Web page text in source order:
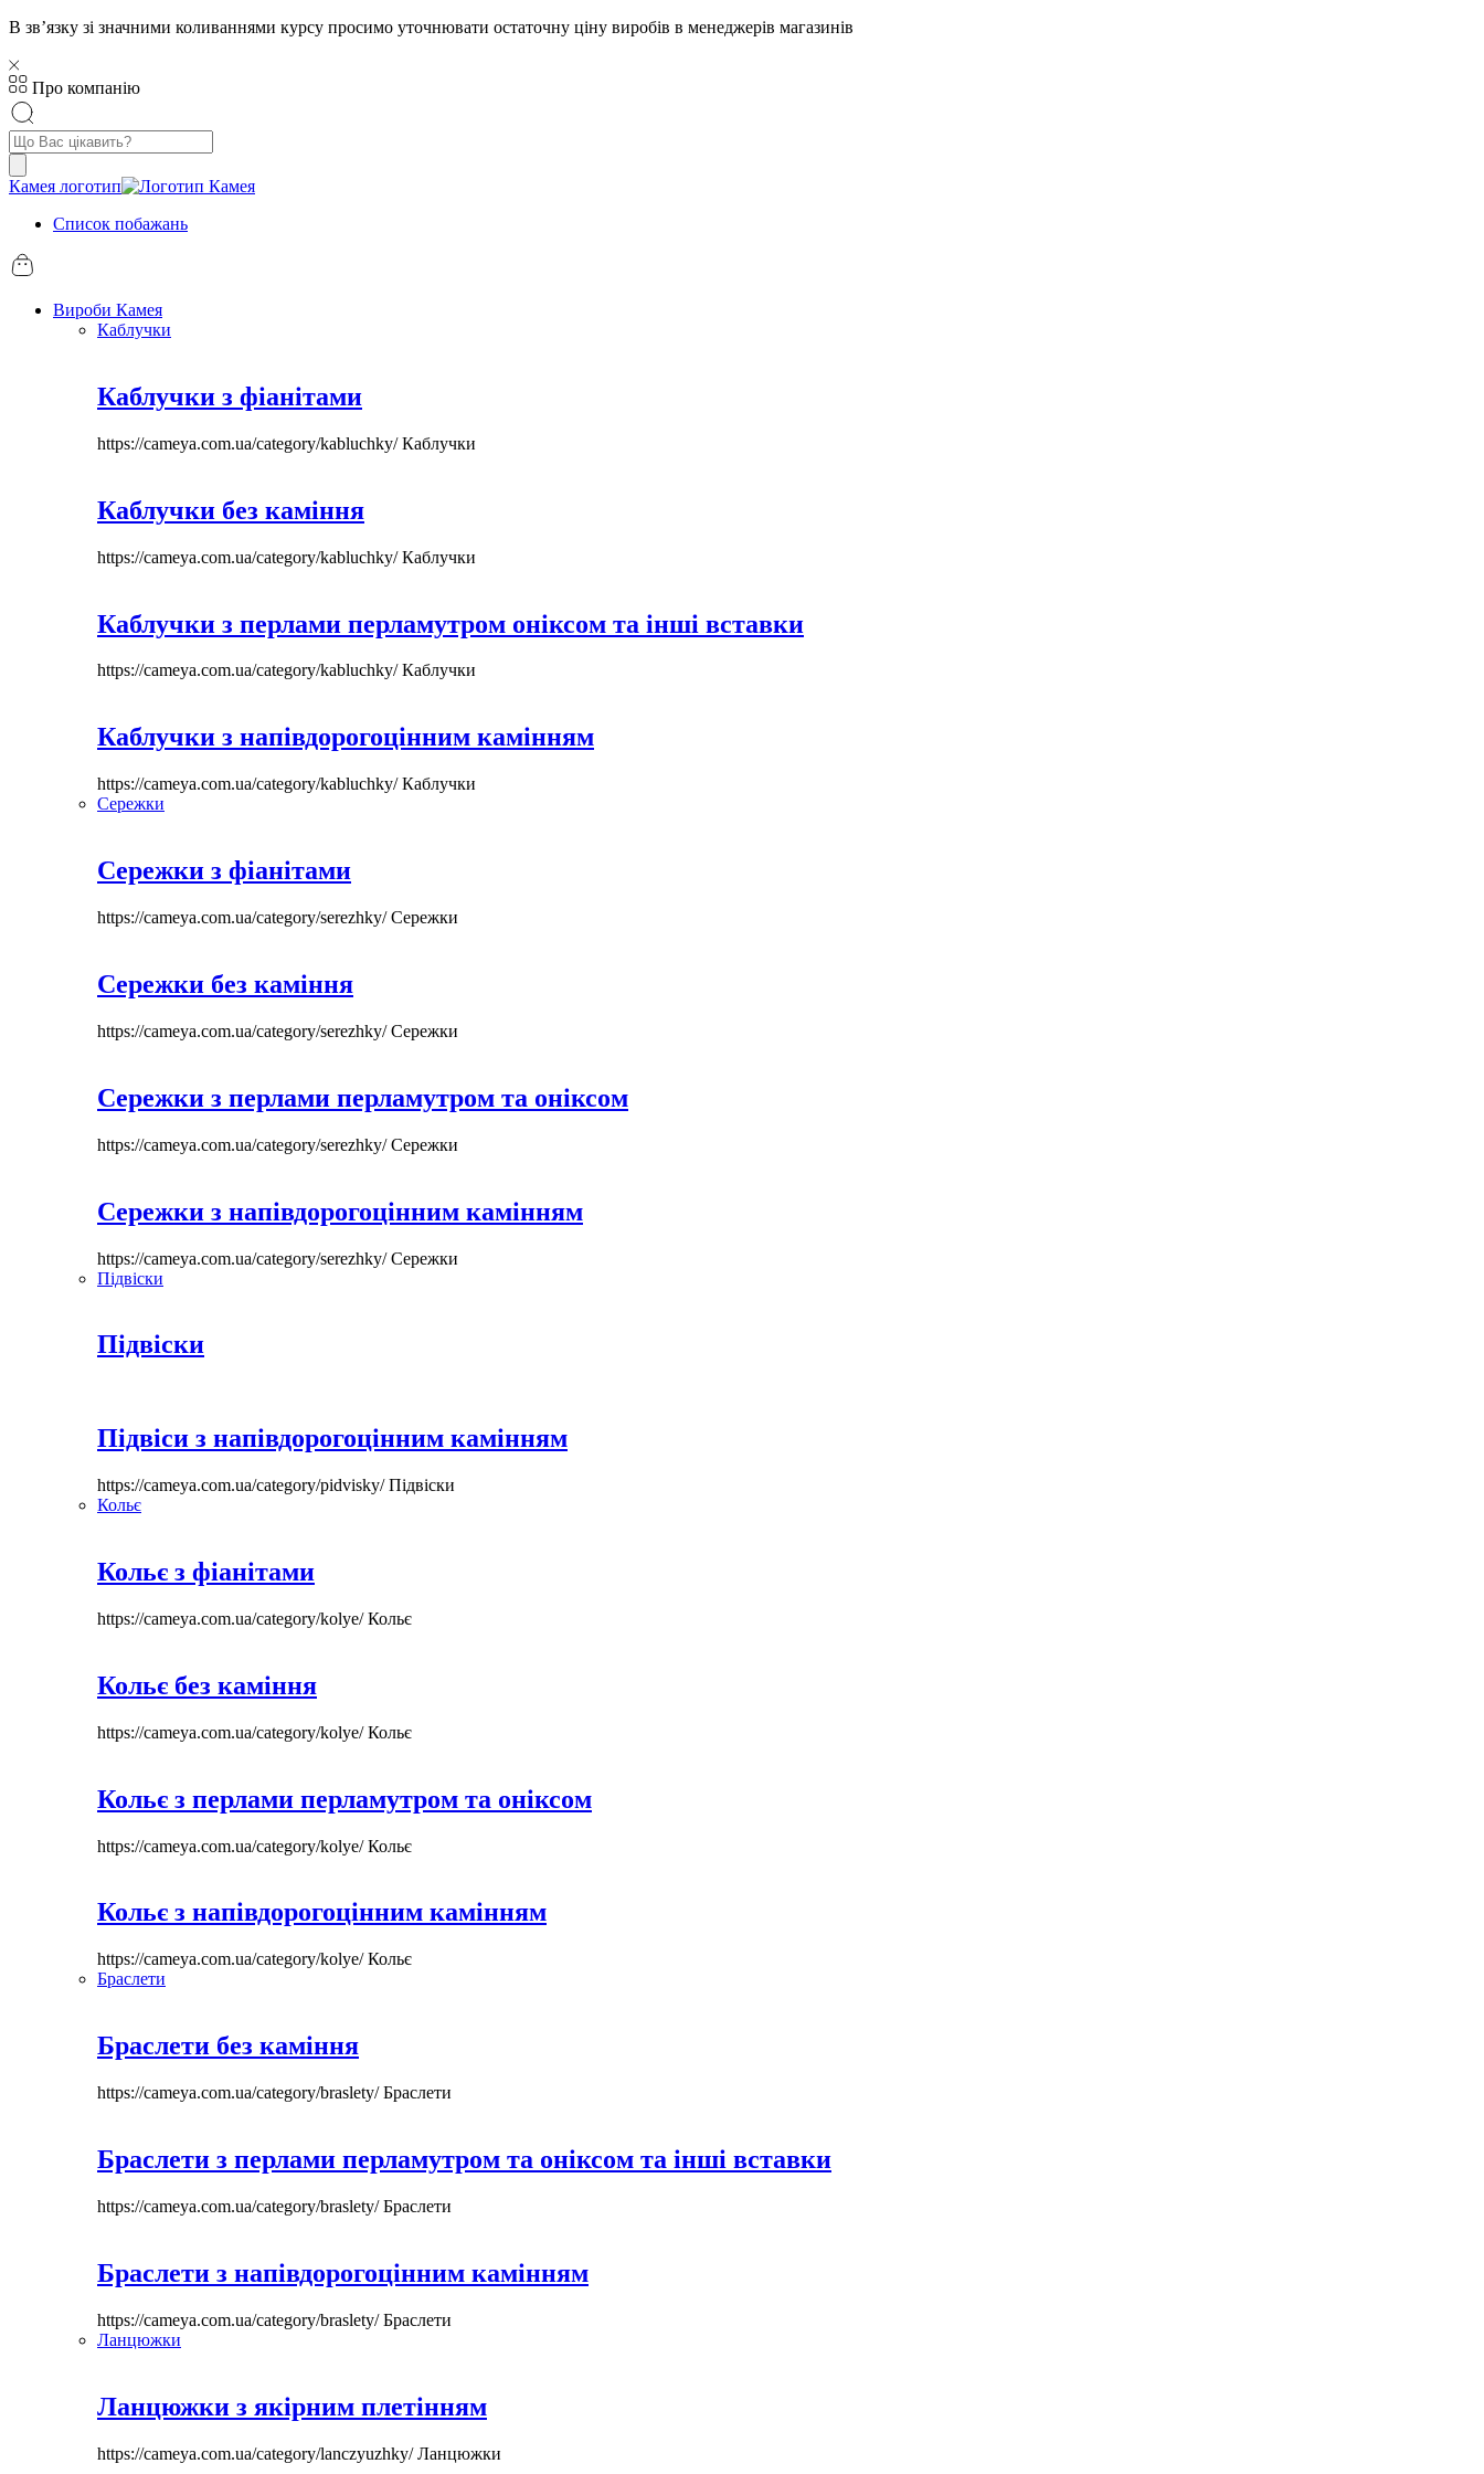
В звʼязку зі значними коливаннями курсу просимо уточнювати остаточну ціну виробів в менеджерів магазинів
Про компанію
Пошук
товарів
Камея логотип
Список побажань
Вироби Камея
Каблучки
Каблучки з фіанітами
https://cameya.com.ua/category/kabluchky/Каблучки
Каблучки без каміння
https://cameya.com.ua/category/kabluchky/Каблучки
Каблучки з перлами перламутром оніксом та інші вставки
https://cameya.com.ua/category/kabluchky/Каблучки
Каблучки з напівдорогоцінним камінням
https://cameya.com.ua/category/kabluchky/Каблучки
Сережки
Сережки з фіанітами
https://cameya.com.ua/category/serezhky/Сережки
Сережки без каміння
https://cameya.com.ua/category/serezhky/Сережки
Сережки з перлами перламутром та оніксом
https://cameya.com.ua/category/serezhky/Сережки
Сережки з напівдорогоцінним камінням
https://cameya.com.ua/category/serezhky/Сережки
Підвіски
Підвіски
Підвіси з напівдорогоцінним камінням
https://cameya.com.ua/category/pidvisky/Підвіски
Кольє
Кольє з фіанітами
https://cameya.com.ua/category/kolye/Кольє
Кольє без каміння
https://cameya.com.ua/category/kolye/Кольє
Кольє з перлами перламутром та оніксом
https://cameya.com.ua/category/kolye/Кольє
Кольє з напівдорогоцінним камінням
https://cameya.com.ua/category/kolye/Кольє
Браслети
Браслети без каміння
https://cameya.com.ua/category/braslety/Браслети
Браслети з перлами перламутром та оніксом та інші вставки
https://cameya.com.ua/category/braslety/Браслети
Браслети з напівдорогоцінним камінням
https://cameya.com.ua/category/braslety/Браслети
Ланцюжки
Ланцюжки з якірним плетінням
https://cameya.com.ua/category/lanczyuzhky/Ланцюжки